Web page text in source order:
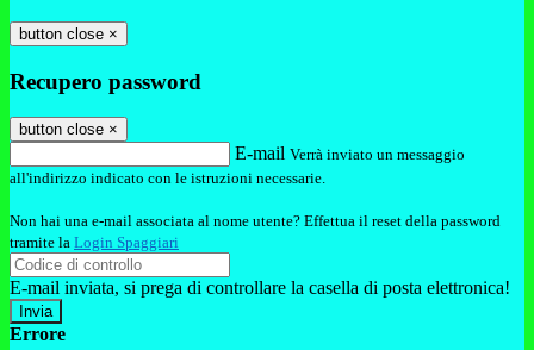
button close ×
Recupero password
button close ×
E-mail Verrà inviato un messaggio
all'indirizzo indicato con le istruzioni necessarie.
Non hai una e-mail associata al nome utente? Effettua il reset della password
tramite la Login Spaggiari
E-mail inviata, si prega di controllare la casella di posta elettronica!
Errore